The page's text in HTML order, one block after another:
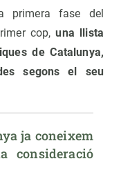
primera fase del
cop,una llista
de Catalunya,
segons el seu
ja coneixem
consideració